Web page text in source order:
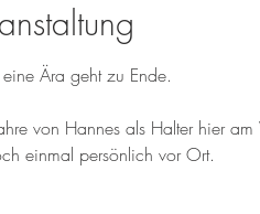
Ära geht zu Ende.
von Hannes als Halter hier am
einmal persönlich vor Ort.